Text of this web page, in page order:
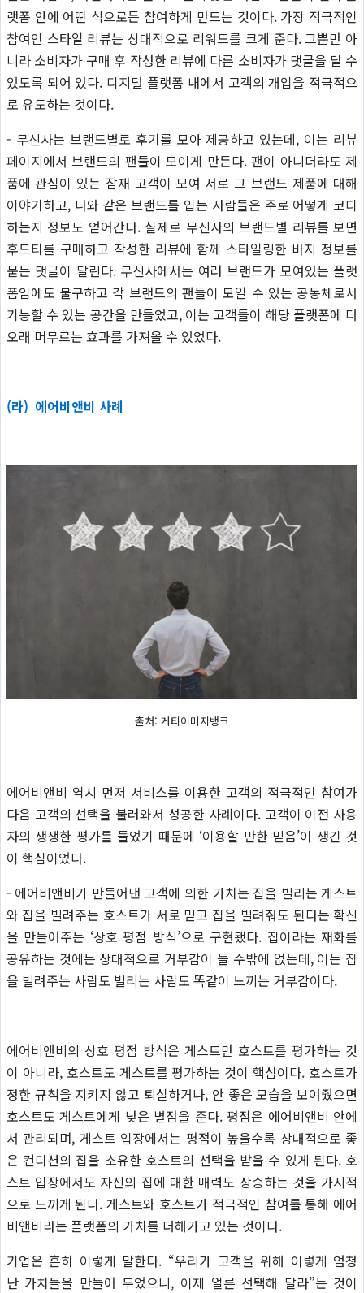
랫폼 안에 어떤 식으로든 참여하게 만드는 것이다. 가장 적극적인
참여인 스타일 리뷰는 상대적으로 리워드를 크게 준다. 그뿐만 아
니라 소비자가 구매 후 작성한 리뷰에 다른 소비자가 댓글을 달 수
있도록 되어 있다. 디지털 플랫폼 내에서 고객의 개입을 적극적으
로 유도하는 것이다.
- 무신사는 브랜드별로 후기를 모아 제공하고 있는데, 이는 리뷰
페이지에서 브랜드의 팬들이 모이게 만든다. 팬이 아니더라도 제
품에 관심이 있는 잠재 고객이 모여 서로 그 브랜드 제품에 대해
이야기하고, 나와 같은 브랜드를 입는 사람들은 주로 어떻게 코디
하는지 정보도 얻어간다. 실제로 무신사의 브랜드별 리뷰를 보면
후드티를 구매하고 작성한 리뷰에 함께 스타일링한 바지 정보를
묻는 댓글이 달린다. 무신사에서는 여러 브랜드가 모여있는 플랫
폼임에도 불구하고 각 브랜드의 팬들이 모일 수 있는 공동체로서
기능할 수 있는 공간을 만들었고, 이는 고객들이 해당 플랫폼에 더
오래 머무르는 효과를 가져올 수 있었다.
(라) 에어비앤비 사례
출처: 게티이미지뱅크
에어비앤비 역시 먼저 서비스를 이용한 고객의 적극적인 참여가
다음 고객의 선택을 불러와서 성공한 사례이다. 고객이 이전 사용
자의 생생한 평가를 들었기 때문에 ‘이용할 만한 믿음’이 생긴 것
이 핵심이었다.
- 에어비앤비가 만들어낸 고객에 의한 가치는 집을 빌리는 게스트
와 집을 빌려주는 호스트가 서로 믿고 집을 빌려줘도 된다는 확신
을 만들어주는 ‘상호 평점 방식’으로 구현됐다. 집이라는 재화를
공유하는 것에는 상대적으로 거부감이 들 수밖에 없는데, 이는 집
을 빌려주는 사람도 빌리는 사람도 똑같이 느끼는 거부감이다.
에어비앤비의 상호 평점 방식은 게스트만 호스트를 평가하는 것
이 아니라, 호스트도 게스트를 평가하는 것이 핵심이다. 호스트가
정한 규칙을 지키지 않고 퇴실하거나, 안 좋은 모습을 보여줬으면
호스트도 게스트에게 낮은 별점을 준다. 평점은 에어비앤비 안에
서 관리되며, 게스트 입장에서는 평점이 높을수록 상대적으로 좋
은 컨디션의 집을 소유한 호스트의 선택을 받을 수 있게 된다. 호
스트 입장에서도 자신의 집에 대한 매력도 상승하는 것을 가시적
으로 느끼게 된다. 게스트와 호스트가 적극적인 참여를 통해 에어
비앤비라는 플랫폼의 가치를 더해가고 있는 것이다.
기업은 흔히 이렇게 말한다. “우리가 고객을 위해 이렇게 엄청
난 가치들을 만들어 두었으니, 이제 얼른 선택해 달라”는 것이